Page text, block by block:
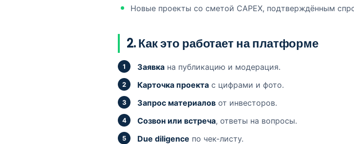
Новые проекты со сметой CAPEX, подтверждённым
2. Как это работает на платформе
Заявка на публикацию и модерация.
Карточка проекта с цифрами и фото.
Запрос материалов от инвесторов.
Созвон или встреча, ответы на вопросы.
Due diligence по чек-листу.